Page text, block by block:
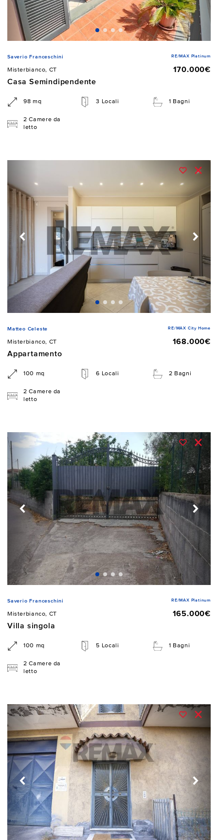
Saverio Franceschini RE/MAX Platinum
Misterbianco, CT
170.000€
Casa Semindipendente
98 mq 3 Locali 1 Bagni
2 Camere da
letto
Matteo Celeste RE/MAX City Home
Misterbianco, CT
168.000€
Appartamento
100 mq 6 Locali 2 Bagni
2 Camere da
letto
Saverio Franceschini RE/MAX Platinum
Misterbianco, CT
165.000€
Villa singola
100 mq 5 Locali 1 Bagni
2 Camere da
letto